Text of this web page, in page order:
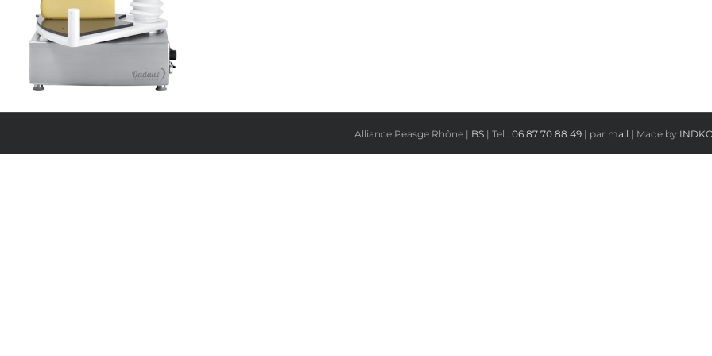
Alliance Peasge Rhône | BS | Tel : 06 87 70 88 49 | par mail | Made by